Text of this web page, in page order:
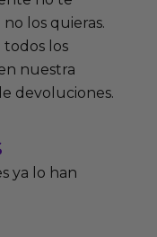
los quieras.
todos los
nuestra
devoluciones.
ya lo han